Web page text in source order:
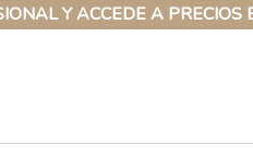
Y ACCEDE A PRECIOS